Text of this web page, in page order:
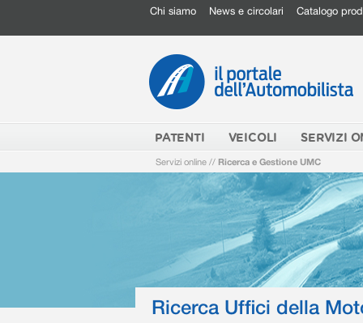
Chi siamo News e circolari Catalogo
PATENTI VEICOLI SERVIZI
Servizi online // Ricerca e Gestione UMC
Ricerca Uffici della